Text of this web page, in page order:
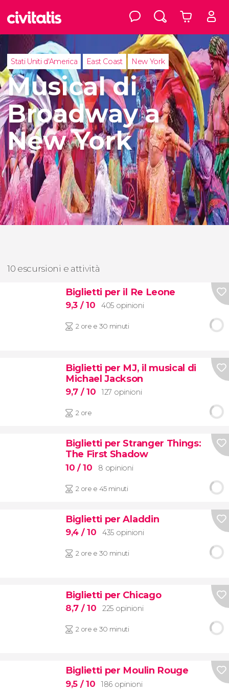
Stati Uniti d'America East Coast New York
Musical di
Broadway a
New York
10 escursioni e attività
Biglietti per il Re Leone
9,3 / 10 405 opinioni
2 ore e 30 minuti
Biglietti per MJ, il musical di
Michael Jackson
9,7 / 10 127 opinioni
2 ore
Biglietti per Stranger Things:
The First Shadow
10 / 10 8 opinioni
2 ore e 45 minuti
Biglietti per Aladdin
9,4 / 10 435 opinioni
2 ore e 30 minuti
Biglietti per Chicago
8,7 / 10 225 opinioni
2 ore e 30 minuti
Biglietti per Moulin Rouge
9,5 / 10 186 opinioni